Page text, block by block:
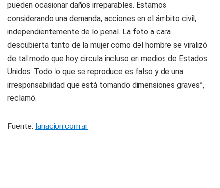
pueden ocasionar daños irreparables. Estamos
considerando una demanda, acciones en el ámbito civil,
independientemente de lo penal. La foto a cara
descubierta tanto de la mujer como del hombre se viralizó
de tal modo que hoy circula incluso en medios de Estados
Unidos. Todo lo que se reproduce es falso y de una
irresponsabilidad que está tomando dimensiones graves”,
reclamó.
Fuente: lanacion.com.ar